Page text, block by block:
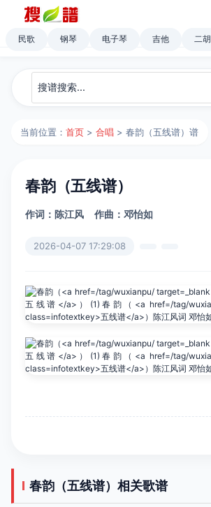
民歌 钢琴 电子琴 吉他 二胡
当前位置：首页 >合唱 > 春韵（五线谱）谱
春韵（五线谱）
作词：陈江风 作曲：邓怡如
2026-04-07 17:29:08
春韵（五线谱）相关歌谱